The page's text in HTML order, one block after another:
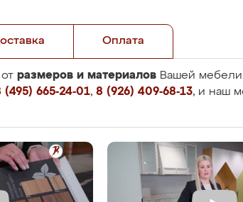
Оплата
размеров и материалов Вашей
(495) 665-24-01, 8 (926) 409-68-13, и наш